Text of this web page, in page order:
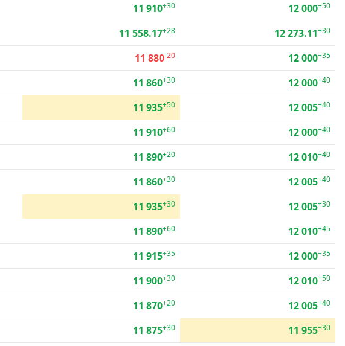
11 910+30 12 000+50
11 558.17+28 12 273.11+30
11 880-20 12 000+35
11 860+30 12 000+40
11 935+50 12 005+40
11 910+60 12 000+40
11 890+20 12 010+40
11 860+30 12 005+40
11 935+30 12 005+30
11 890+60 12 010+45
11 915+35 12 000+35
11 900+30 12 010+50
11 870+20 12 005+40
11 875+30 11 955+30